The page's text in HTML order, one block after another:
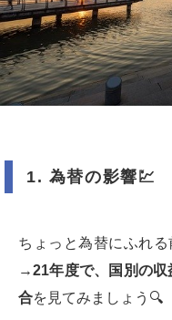
1. 為替の影響 💹
ちょっと為替にふれ
→21年度で、国別の収
合を見てみましょう🔍